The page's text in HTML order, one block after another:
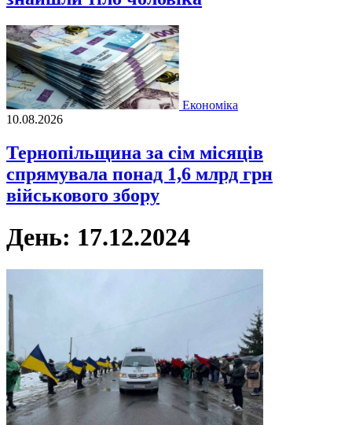
Економіка
10.08.2026
Тернопільщина за сім місяців
спрямувала понад 1,6 млрд грн
військового збору
День: 17.12.2024